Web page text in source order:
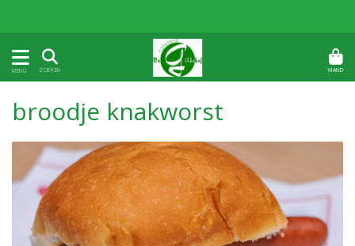
MENU ZOEKEN MAND
broodje knakworst